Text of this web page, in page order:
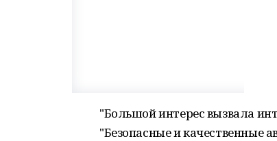
"Большой интерес вызвала
"Безопасные и качественные